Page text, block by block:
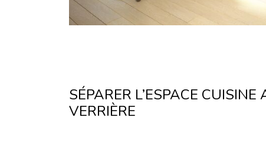
SÉPARER L’ESPACE CUISINE
VERRIÈRE